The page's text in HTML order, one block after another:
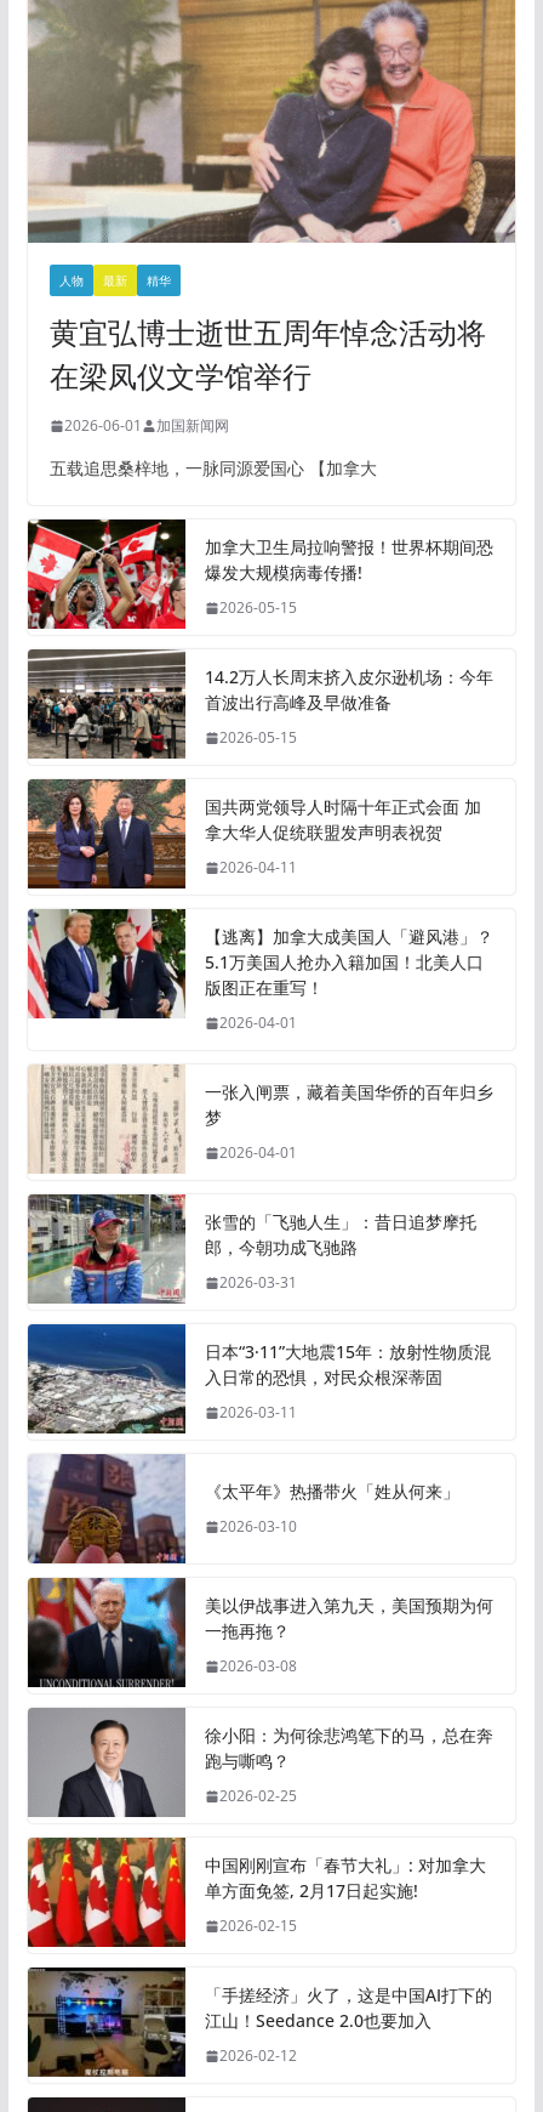
人物 最新 精华
黄宜弘博士逝世五周年悼念活动将
在梁凤仪文学馆举行
2026-06-01 加国新闻网
五载追思桑梓地，一脉同源爱国心 【加拿大
加拿大卫生局拉响警报！世界杯期间恐
爆发大规模病毒传播!
2026-05-15
14.2万人长周末挤入皮尔逊机场：今年
首波出行高峰及早做准备
2026-05-15
国共两党领导人时隔十年正式会面 加
拿大华人促统联盟发声明表祝贺
2026-04-11
【逃离】加拿大成美国人「避风港」？
5.1万美国人抢办入籍加国！北美人口
版图正在重写！
2026-04-01
一张入闸票，藏着美国华侨的百年归乡
梦
2026-04-01
张雪的「飞驰人生」：昔日追梦摩托
郎，今朝功成飞驰路
2026-03-31
日本“3·11”大地震15年：放射性物质混
入日常的恐惧，对民众根深蒂固
2026-03-11
《太平年》热播带火「姓从何来」
2026-03-10
美以伊战事进入第九天，美国预期为何
一拖再拖？
2026-03-08
徐小阳：为何徐悲鸿笔下的马，总在奔
跑与嘶鸣？
2026-02-25
中国刚刚宣布「春节大礼」: 对加拿大
单方面免签, 2月17日起实施!
2026-02-15
「手搓经济」火了，这是中国AI打下的
江山！Seedance 2.0也要加入
2026-02-12